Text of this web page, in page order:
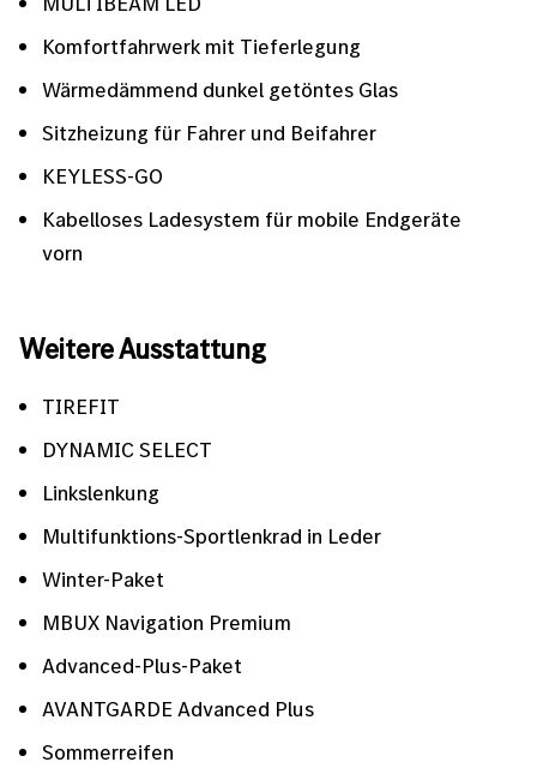
Komfortfahrwerk mit Tieferlegung
Wärmedämmend dunkel getöntes Glas
Sitzheizung für Fahrer und Beifahrer
KEYLESS-GO
Kabelloses Ladesystem für mobile Endgeräte
vorn
Weitere Ausstattung
TIREFIT
DYNAMIC SELECT
Linkslenkung
Multifunktions-Sportlenkrad in Leder
Winter-Paket
MBUX Navigation Premium
Advanced-Plus-Paket
AVANTGARDE Advanced Plus
Sommerreifen